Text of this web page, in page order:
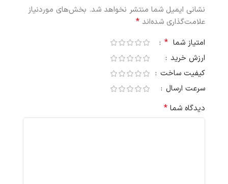
نشانی ایمیل شما منتشر نخواهد شد. بخش‌های موردنیاز
علامت‌گذاری شده‌اند *
امتیاز شما *
ارزش خرید
کیفیت ساخت
سرعت ارسال
دیدگاه شما *